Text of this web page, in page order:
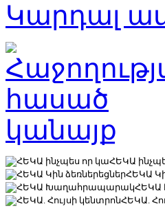
Կարդալ
ՀԵԿԱ
ՀԵԿԱ
ՀԵԿԱ.